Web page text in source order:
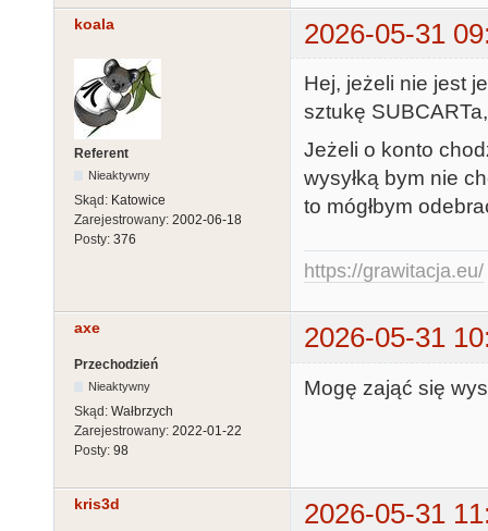
koala 2026-05-31
Referent
Nieaktywny
Skąd: Katowice
Zarejestrowany: 2002-06-18
Posty: 376
Hej, jeżeli nie jest
sztukę
Jeżeli o konto
wysyłką bym nie
to mógłbym
https://grawitacja.eu/
axe 2026-05-31
Przechodzień
Nieaktywny
Skąd: Wałbrzych
Zarejestrowany: 2022-01-22
Posty: 98
Mogę zająć się
kris3d 2026-05-31